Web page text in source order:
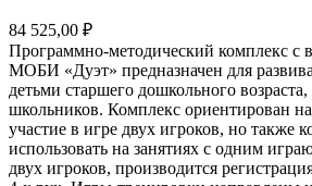
84 525,00 ₽
Программно-методический комплекс с
МОБИ «Дуэт» предназначен для
детьми старшего дошкольного
школьников. Комплекс ориентирован
участие в игре двух игроков, но также
использовать на занятиях с одним
двух игроков, производится